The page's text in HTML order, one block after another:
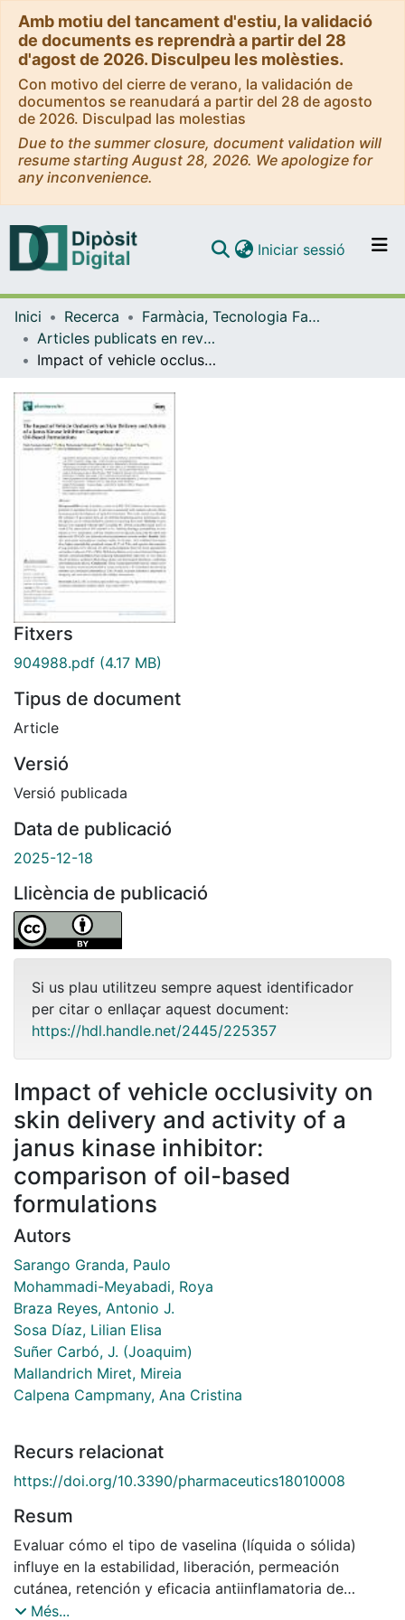
Amb motiu del tancament d'estiu, la validació
de documents es reprendrà a partir del 28
d'agost de 2026. Disculpeu les molèsties.
Con motivo del cierre de verano, la validación de
documentos se reanudará a partir del 28 de agosto
de 2026. Disculpad las molestias
Due to the summer closure, document validation will
resume starting August 28, 2026. We apologize for
any inconvenience.
Navega per tot el DD
Iniciar sessió (current)
Inici Recerca
Farmàcia, Tecnologia Farmacèutica i Fisicoquímica
Articles publicats en revistes (Farmàcia, Tecnologia Farmacèutica i Fisicoquímica)
Impact of vehicle occlusivity on skin delivery and activity of a janus kinase inhibitor: comparison of oil-based formulations
Fitxers
904988.pdf (4.17 MB)
Tipus de document
Article
Versió
Versió publicada
Data de publicació
2025-12-18
Llicència de publicació
Si us plau utilitzeu sempre aquest identificador
per citar o enllaçar aquest document:
https://hdl.handle.net/2445/225357
Impact of vehicle occlusivity on
skin delivery and activity of a
janus kinase inhibitor:
comparison of oil-based
formulations
Autors
Sarango Granda, Paulo
Mohammadi-Meyabadi, Roya
Braza Reyes, Antonio J.
Sosa Díaz, Lilian Elisa
Suñer Carbó, J. (Joaquim)
Mallandrich Miret, Mireia
Calpena Campmany, Ana Cristina
Recurs relacionat
https://doi.org/10.3390/pharmaceutics18010008
Resum
Evaluar cómo el tipo de vaselina (líquida o sólida)
influye en la estabilidad, liberación, permeación
cutánea, retención y eficacia antiinflamatoria de
formulaciones lipídicas tópicas con baricitinib (BCT),
Més...